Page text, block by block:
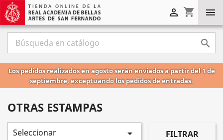

shopping_cart


Los pedidos realizados en agosto serán enviados a partir del 1 de
septiembre, exceptuando los pedidos de entradas.
OTRAS ESTAMPAS
Seleccionar  FILTRAR